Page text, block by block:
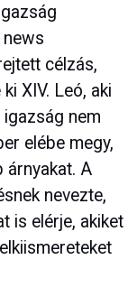
célzás,
XIV. Leó, aki
igazság nem
elébe megy,
árnyakat. A
nevezte,
is elérje, akiket